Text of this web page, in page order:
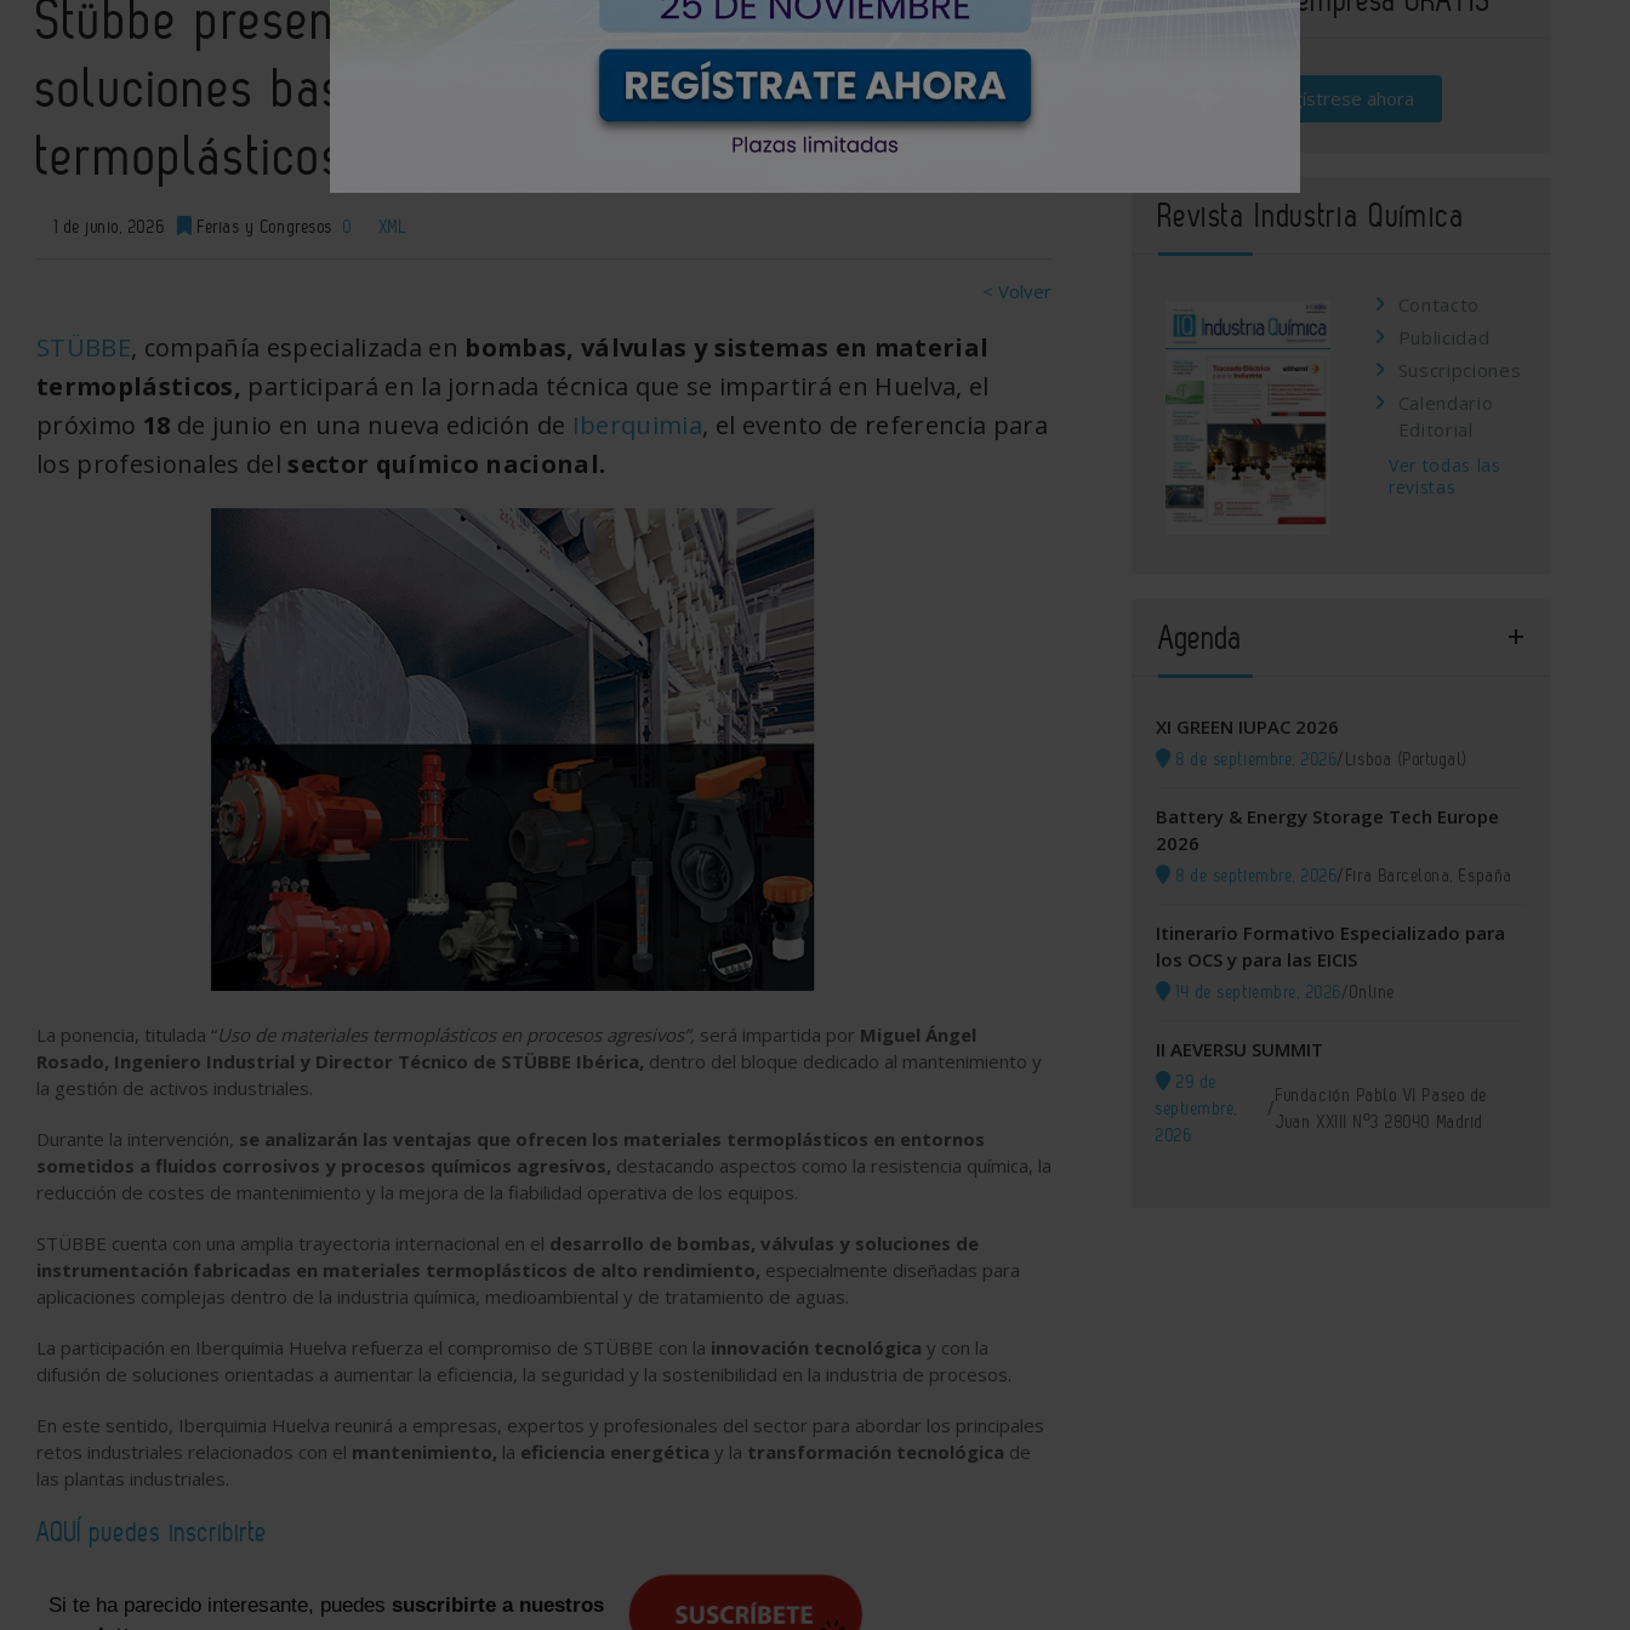
Stübbe presentará en Iberquimia Huelva sus
soluciones basadas en materiales
termoplásticos para procesos agresivos
1 de junio, 2026 Ferias y Congresos 0 XML
< Volver
STÜBBE, compañía especializada en bombas, válvulas y sistemas en material
termoplásticos, participará en la jornada técnica que se impartirá en Huelva, el
próximo 18 de junio en una nueva edición de Iberquimia, el evento de referencia para
los profesionales delsector químico nacional.
La ponencia, titulada “Uso de materiales termoplásticos en procesos agresivos”, será impartida por Miguel Ángel
Rosado, Ingeniero Industrial y Director Técnico de STÜBBE Ibérica, dentro del bloque dedicado al mantenimiento y
la gestión de activos industriales.
Durante la intervención, se analizarán las ventajas que ofrecen los materiales termoplásticos en entornos
sometidos a fluidos corrosivos y procesos químicos agresivos, destacando aspectos como la resistencia química, la
reducción de costes de mantenimiento y la mejora de la fiabilidad operativa de los equipos.
STÜBBE cuenta con una amplia trayectoria internacional en el desarrollo de bombas, válvulas y soluciones de
instrumentación fabricadas en materiales termoplásticos de alto rendimiento, especialmente diseñadas para
aplicaciones complejas dentro de la industria química, medioambiental y de tratamiento de aguas.
La participación en Iberquimia Huelva refuerza el compromiso de STÜBBE con la innovación tecnológica y con la
difusión de soluciones orientadas a aumentar la eficiencia, la seguridad y la sostenibilidad en la industria de procesos.
En este sentido, Iberquimia Huelva reunirá a empresas, expertos y profesionales del sector para abordar los principales
retos industriales relacionados con el mantenimiento, la eficiencia energética y la transformación tecnológica de
las plantas industriales.
AQUÍ puedes inscribirte
Si te ha parecido interesante, puedes suscribirte a nuestros
Regístrese ahora
Revista Industria Química
Contacto
Publicidad
Suscripciones
Calendario
Editorial
Ver todas las
revistas
Agenda
XI GREEN IUPAC 2026
8 de septiembre, 2026/Lisboa (Portugal)
Battery & Energy Storage Tech Europe
2026
8 de septiembre, 2026/Fira Barcelona, España
Itinerario Formativo Especializado para
los OCS y para las EICIS
14 de septiembre, 2026/Online
II AEVERSU SUMMIT
29 de
septiembre,
2026
/
Fundación Pablo VI Paseo de
Juan XXIII Nº3 28040 Madrid